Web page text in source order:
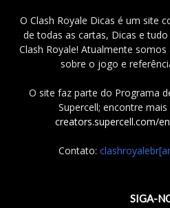
O Clash Royale Dicas é um site
de todas as cartas, Dicas e
Clash Royale! Atualmente
sobre o jogo e
O site faz parte do Programa
Supercell; encontre
creators.supercell.com/
Contato:
SIGA-